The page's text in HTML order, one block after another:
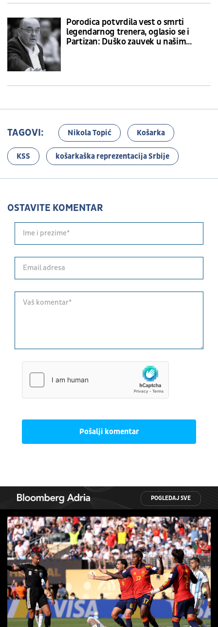
Porodica potvrdila vest o smrti
legendarnog trenera, oglasio se i
Partizan: Duško zauvek u našim
TAGOVI: Nikola Topić Košarka
KSS košarkaška reprezentacija Srbije
OSTAVITE KOMENTAR
Pošalji komentar
POGLEDAJ SVE